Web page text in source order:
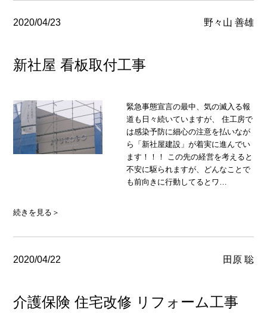
2020/04/23 野々山 善雄
新社屋 看板取付工事
緊急事態宣言の最中、気の滅入る報
道も日々続いていますが、 住工房で
は感染予防に細心の注意を払いなが
ら「新社屋建設」が着実に進んでい
ます！！！ この先の経営を考えると
不安に駆られますが、どんなことで
も前向きに行動してるとワ…
続きを見る＞
2020/04/22 田原 聡
介護保険 住宅改修 リフォーム工事